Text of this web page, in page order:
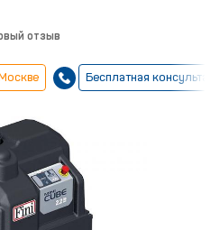
отзыв
Бесплатная